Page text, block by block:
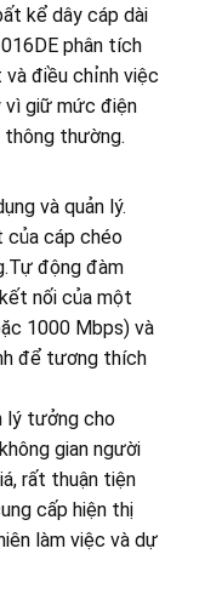
kể dây cáp dài
phân tích
điều chỉnh việc
vì giữ mức điện
thông thường.
và quản lý.
cáp chéo
động đàm
nối của một
1000 Mbps) và
để tương thích
lý tưởng cho
gian người
rất thuận tiện
cấp hiện thị
làm việc và dự